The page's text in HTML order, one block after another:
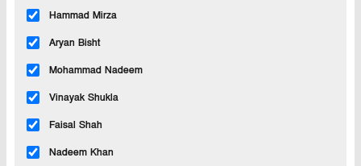
Hammad Mirza
Aryan Bisht
Mohammad Nadeem
Vinayak Shukla
Faisal Shah
Nadeem Khan